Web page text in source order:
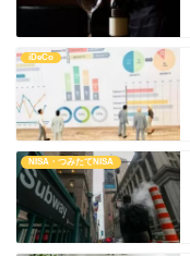
iDeCo
NISA・つみたてNISA